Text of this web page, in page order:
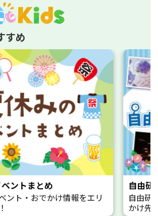
すめ
ントまとめ
ント・おでかけ情報をエリ
自由研
自由研
かけ先